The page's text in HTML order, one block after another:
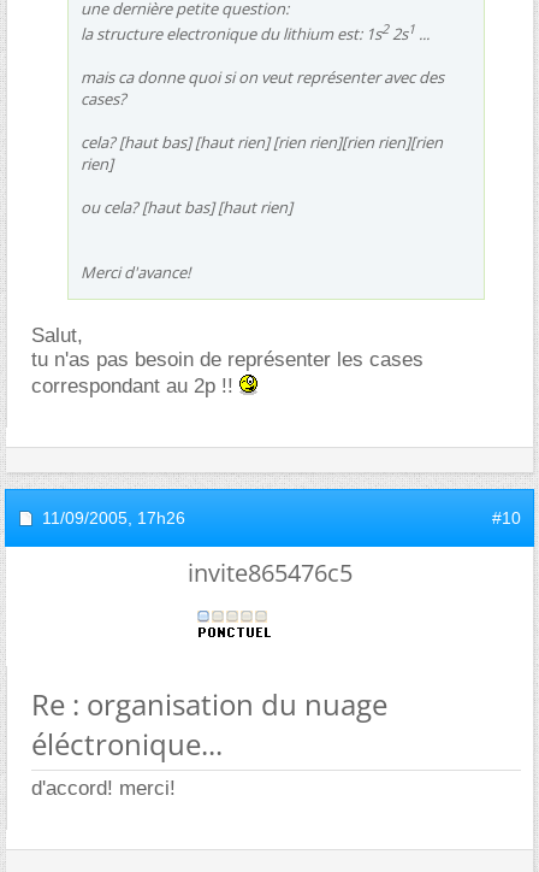
une dernière petite question:
la structure electronique du lithium est: 1s22s1 ...
mais ca donne quoi si on veut représenter avec des
cases?
cela? [haut bas] [haut rien] [rien rien][rien rien][rien
rien]
ou cela? [haut bas] [haut rien]
Merci d'avance!
Salut,
tu n'as pas besoin de représenter les cases
correspondant au 2p !!
11/09/2005, 17h26 #10
invite865476c5
Re : organisation du nuage
éléctronique...
d'accord! merci!